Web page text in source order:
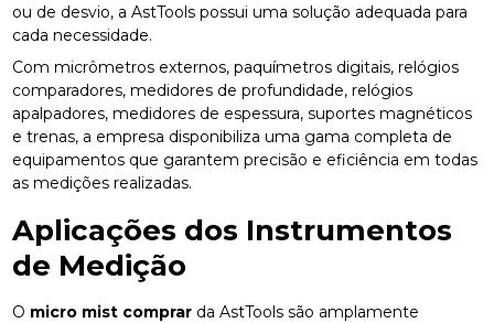
ou de desvio, a AstTools possui uma solução adequada para
cada necessidade.
Com micrômetros externos, paquímetros digitais, relógios
comparadores, medidores de profundidade, relógios
apalpadores, medidores de espessura, suportes magnéticos
e trenas, a empresa disponibiliza uma gama completa de
equipamentos que garantem precisão e eficiência em todas
as medições realizadas.
Aplicações dos Instrumentos
de Medição
O micro mist comprar da AstTools são amplamente